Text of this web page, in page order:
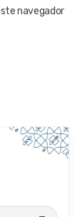
navegador